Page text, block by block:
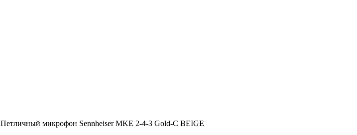
Петличный микрофон Sennheiser MKE 2-4-3 Gold-C BEIGE